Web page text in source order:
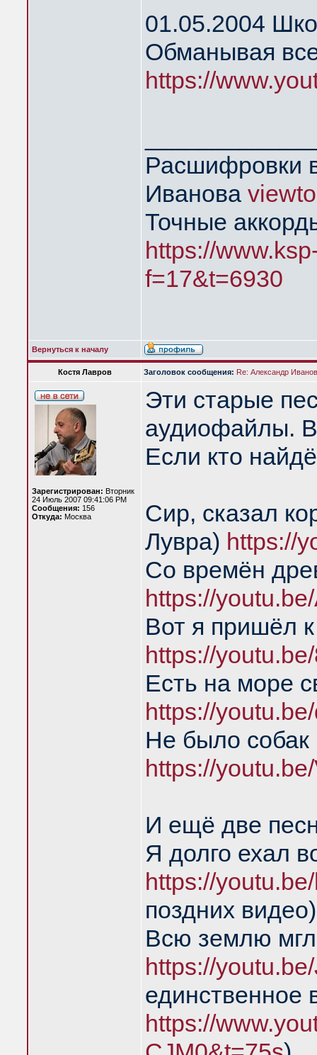
01.05.2004
Обманывая
https://
Расшифровки
Иванова
Точные
https://
f=17&t=6930
Вернуться к началу
Костя Лавров Заголовок сообщения: Re: Александр
Зарегистрирован: Вторник
24 Июль 2007 09:41:06 PM
Сообщения: 156
Откуда: Москва
Эти старые
аудиофайлы.
Если кто
Сир, сказал
Лувра) https://
Со времён
https://
Вот я пришёл
https://
Есть на море
https://
Не было собак
https://
И ещё две
Я долго ехал
https://
поздних видео)
Всю землю
https://
единственное
https://